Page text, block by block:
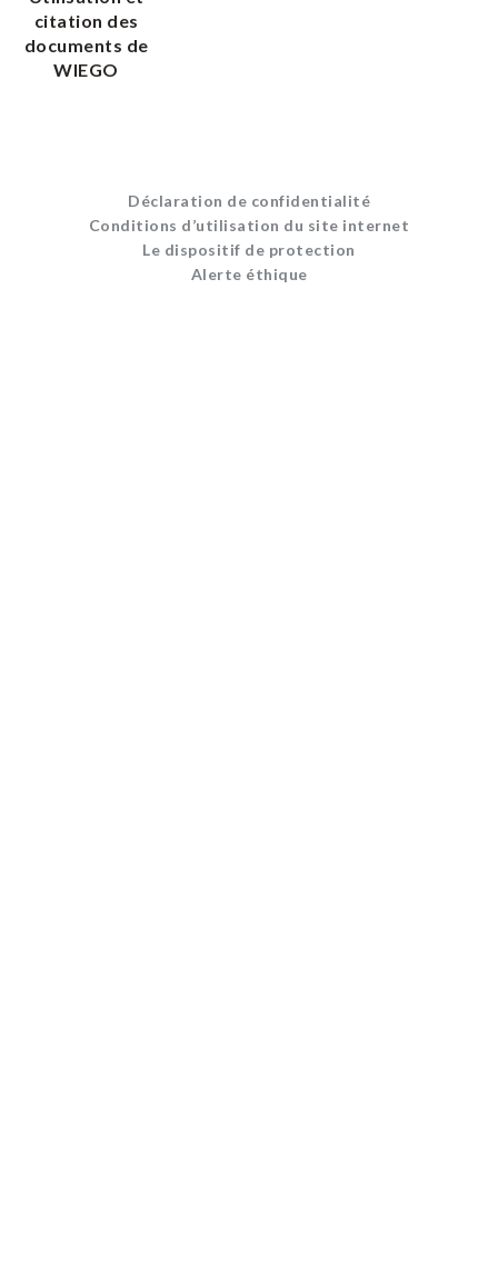
citation des
documents de
WIEGO
Déclaration de confidentialité
Conditions d’utilisation du site internet
Le dispositif de protection
Alerte éthique